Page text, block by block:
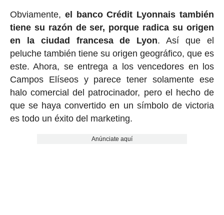
Obviamente, el banco Crédit Lyonnais también
tiene su razón de ser, porque radica su origen
en la ciudad francesa de Lyon. Así que el
peluche también tiene su origen geográfico, que es
este. Ahora, se entrega a los vencedores en los
Campos Elíseos y parece tener solamente ese
halo comercial del patrocinador, pero el hecho de
que se haya convertido en un símbolo de victoria
es todo un éxito del marketing.
Anúnciate aquí